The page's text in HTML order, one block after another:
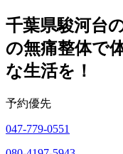
千葉県駿河台
の無痛整体で
な生活を！
予約優先
047-779-0551